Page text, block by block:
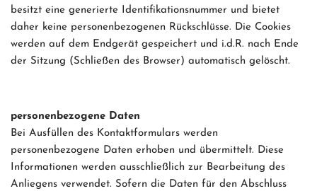
besitzt eine generierte Identifikationsnummer und bietet
daher keine personenbezogenen Rückschlüsse. Die Cookies
werden auf dem Endgerät gespeichert und i.d.R. nach Ende
der Sitzung (Schließen des Browser) automatisch gelöscht.
personenbezogene Daten
Bei Ausfüllen des Kontaktformulars werden
personenbezogene Daten erhoben und übermittelt. Diese
Informationen werden ausschließlich zur Bearbeitung des
Anliegens verwendet. Sofern die Daten für den Abschluss